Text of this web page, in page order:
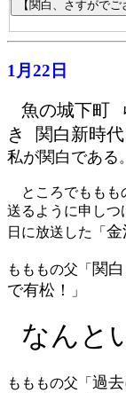
1月22日
魚の城下町
き 関白新時代
私が関白である 。
ところでももも
送るように申しつ
日に放送した「 金
もももの父「 関
で有松！
」
なんと
もももの父「 過